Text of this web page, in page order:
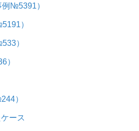
№5391）
）
）
）
）
ース